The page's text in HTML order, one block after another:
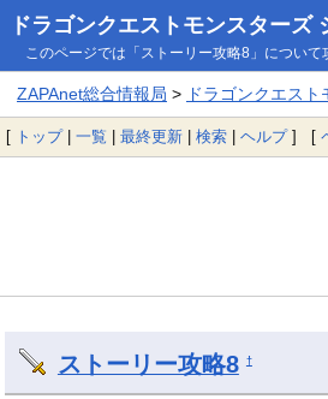
ドラゴンクエストモンスターズ
このページでは「ストーリー攻略8」について
ZAPAnet総合情報局 > ドラゴンクエス
[ トップ| 一覧 | 最終更新 | 検索 | ヘルプ] [
ストーリー攻略8 †